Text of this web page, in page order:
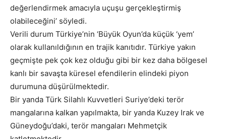
değerlendirmek amacıyla uçuşu gerçekleştirmiş
olabileceğini’ söyledi.
Verili durum Türkiye’nin ‘Büyük Oyun’da küçük ‘yem’
olarak kullanıldığının en trajik kanıtıdır. Türkiye yakın
geçmişte pek çok kez olduğu gibi bir kez daha bölgesel
kanlı bir savaşta küresel efendilerin elindeki piyon
durumuna düşürülmektedir.
Bir yanda Türk Silahlı Kuvvetleri Suriye’deki terör
mangalarına kalkan yapılmakta, bir yanda Kuzey Irak ve
Güneydoğu’daki, terör mangaları Mehmetçik